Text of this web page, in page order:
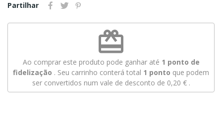
Partilhar
redeem
Ao comprar este produto pode ganhar até 1 ponto de
fidelização . Seu carrinho conterá total 1 ponto que podem
ser convertidos num vale de desconto de 0,20 €.